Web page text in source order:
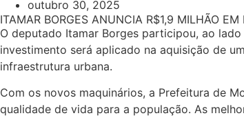
outubro 30, 2025
ITAMAR BORGES ANUNCIA R$1,9 MILHÃO
O deputado Itamar Borges participou, ao
investimento será aplicado na aquisição de
infraestrutura urbana.
Com os novos maquinários, a Prefeitura de
qualidade de vida para a população. As